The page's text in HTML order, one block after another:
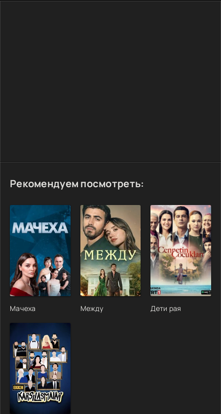
Рекомендуем посмотреть:
Мачеха Между Дети рая